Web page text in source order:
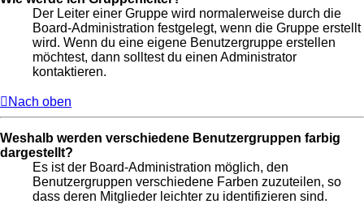
Der Leiter einer Gruppe wird normalerweise durch die
Board-Administration festgelegt, wenn die Gruppe erstellt
wird. Wenn du eine eigene Benutzergruppe erstellen
möchtest, dann solltest du einen Administrator
kontaktieren.
Nach oben
Weshalb werden verschiedene Benutzergruppen farbig
dargestellt?
Es ist der Board-Administration möglich, den
Benutzergruppen verschiedene Farben zuzuteilen, so
dass deren Mitglieder leichter zu identifizieren sind.